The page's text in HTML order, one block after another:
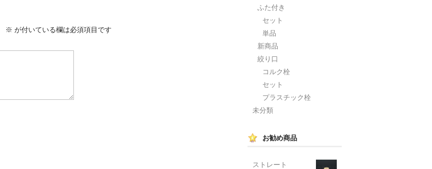
※ が付いている欄は必須項目です
ふた付き
セット
単品
新商品
絞り口
コルク栓
セット
プラスチック栓
未分類
お勧め商品
ストレート